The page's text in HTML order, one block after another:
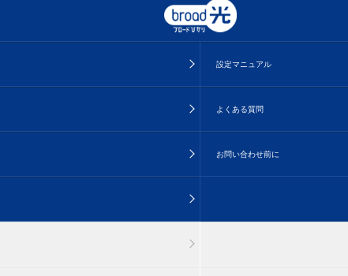
設定マニュアル
よくある質問
お問い合わせ前に